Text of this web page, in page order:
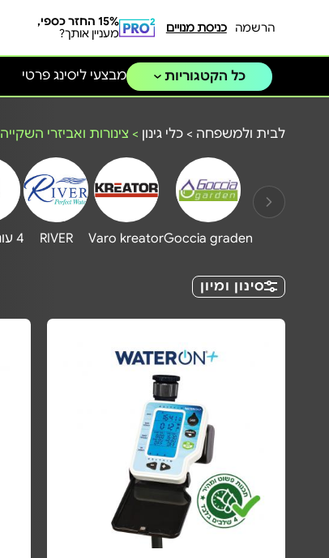
הרשמה כניסת מנויים
15% החזר כספי,
מעניין אותך?
כל הקטגוריות מבצעי ליסינג פרטי
לבית ולמשפחה > כלי גינון > צינורות ואביזרי השקייה
Goccia graden
Varo kreator
RIVER 4 עונות ג.חיון
סינון ומיון